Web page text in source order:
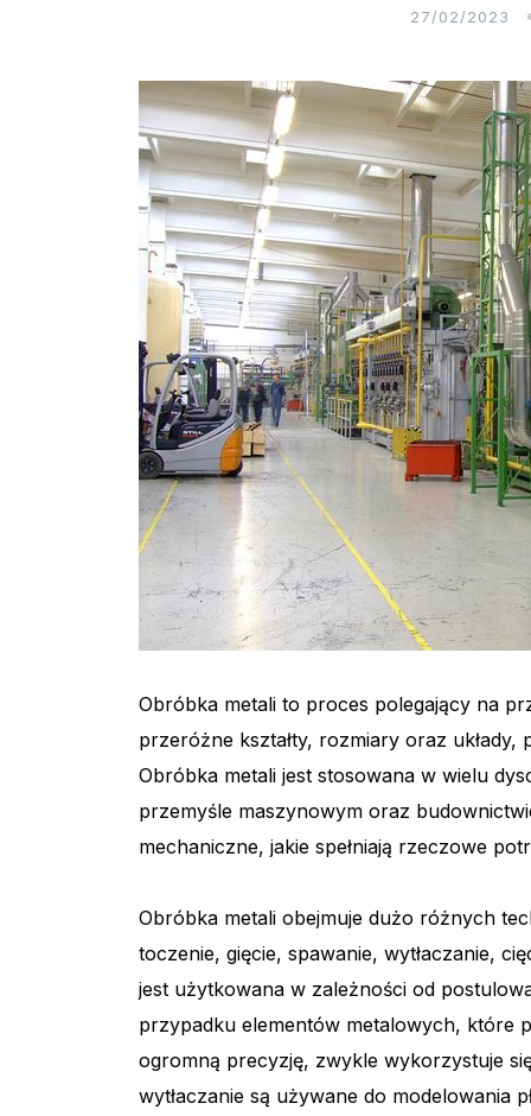
27/02/2023
Obróbka metali to proces polegający na
przeróżne kształty, rozmiary oraz
Obróbka metali jest stosowana w wielu
przemyśle maszynowym oraz
mechaniczne, jakie spełniają rzeczowe
Obróbka metali obejmuje dużo różnych
toczenie, gięcie, spawanie, wytłaczanie,
jest użytkowana w zależności od
przypadku elementów metalowych, które
ogromną precyzję, zwykle wykorzystuje
wytłaczanie są używane do modelowania